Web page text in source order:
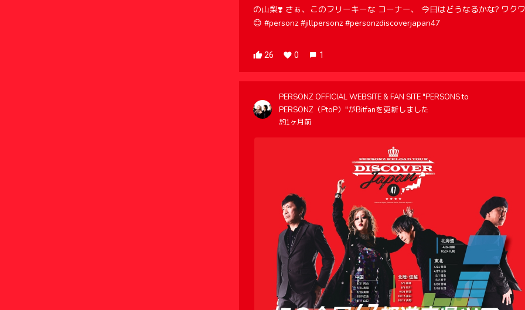
の山梨❣️ さぁ、このフリーキーな コーナー、 今日はどうなるかな? ワク
😊 #personz #jillpersonz #personzdiscoverjapan47
26 0 1
PERSONZ OFFICIAL WEBSITE & FAN SITE "PERSONS to
PERSONZ（PtoP）"がBitfanを更新しました
約1ヶ月前